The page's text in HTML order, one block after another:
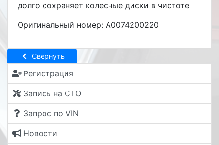
Свернуть
Регистрация
Запись на СТО
Запрос по VIN
Новости
долго сохраняет колесные диски в чистоте
Оригинальный номер: A0074200220